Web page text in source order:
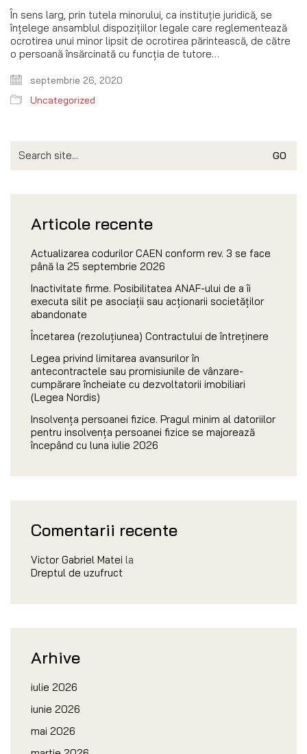
În sens larg, prin tutela minorului, ca instituţie juridică, se
înţelege ansamblul dispoziţiilor legale care reglementează
ocrotirea unui minor lipsit de ocrotirea părintească, de către
o persoană însărcinată cu funcţia de tutore…
septembrie 26, 2020
Uncategorized
for:
Articole recente
Actualizarea codurilor CAEN conform rev. 3 se face
până la 25 septembrie 2026
Inactivitate firme. Posibilitatea ANAF-ului de a îi
executa silit pe asociații sau acționarii societăților
abandonate
Încetarea (rezoluțiunea) Contractului de întreținere
Legea privind limitarea avansurilor în
antecontractele sau promisiunile de vânzare-
cumpărare încheiate cu dezvoltatorii imobiliari
(Legea Nordis)
Insolvența persoanei fizice. Pragul minim al datoriilor
pentru insolvența persoanei fizice se majorează
începând cu luna iulie 2026
Comentarii recente
Victor Gabriel Matei la
Dreptul de uzufruct
Arhive
iulie 2026
iunie 2026
mai 2026